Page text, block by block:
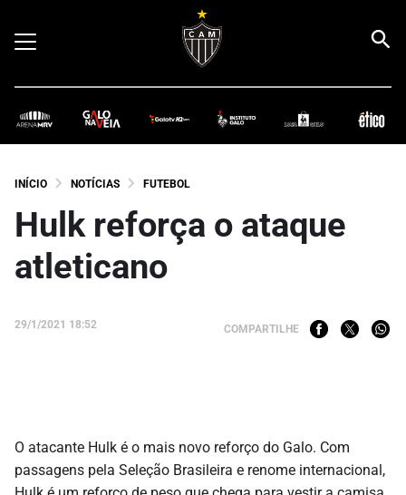
INÍCIO NOTÍCIAS FUTEBOL
Hulk reforça o ataque
atleticano
29/1/2021 18:52 COMPARTILHE
O atacante Hulk é o mais novo reforço do Galo. Com
passagens pela Seleção Brasileira e renome internacional,